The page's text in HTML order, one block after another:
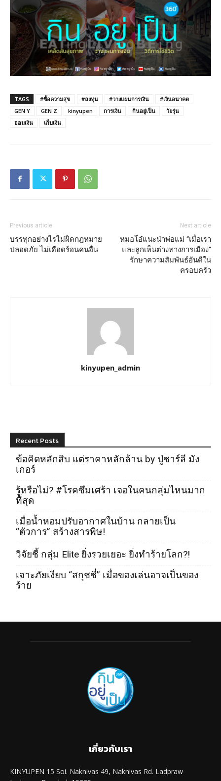
TAGS #ซื้อความสุข #ลงทุน #วางแผนการเงิน
#เงินอนาคต
GEN Y
GEN Z kinyupen การเงิน กินอยู่เป็น
วัยรุ่น
ออมเงิน
เก็บเงิน
Previous article
บรรทุกอย่างไรไม่ผิดกฎหมาย
ปลอดภัย ไม่เดือดร้อนคนอื่น
Next article
หมอโอ๋แนะนำพ่อแม่ “เมื่อเรา
และลูกเห็นต่างทางการเมือง”
รักษาความสัมพันธ์อันดีใน
ครอบครัว
kinyupen_admin
Recent Posts
ข้อคิดหลักสิบ แต่ราคาหลักล้าน by ปู่ชาร์ลี มัง
เกอร์
รู้หรือไม่? #โรคซึมเศร้า เจอในคนกลุ่มไหนมาก
ที่สุด
เมื่อน้ำหอมปรับอากาศในบ้าน กลายเป็น
“ตัวการ” สร้างสารพิษ!
วิจัยชี้ กลุ่ม Elite ยิ่งรวยเยอะ ยิ่งทำร้ายโลก?!
เจาะภัยเงียบ “สกุชชี่” เมื่อของเล่นอาจเป็นของ
ร้าย
เกี่ยวกับเรา
KINYUPEN 15 Soi. Naknivas 49, Naknivas Rd. Ladpraw